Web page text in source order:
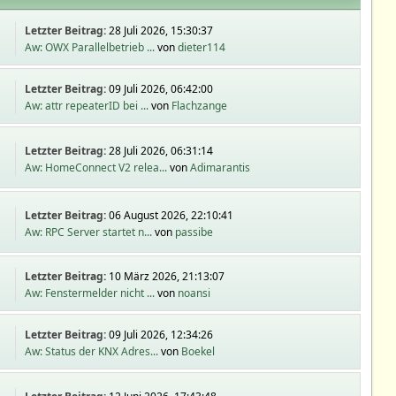
Letzter Beitrag:28 Juli 2026, 15:30:37
Aw: OWX Parallelbetrieb ...vondieter114
Letzter Beitrag:09 Juli 2026, 06:42:00
Aw: attr repeaterID bei ...von Flachzange
Letzter Beitrag:28 Juli 2026, 06:31:14
Aw: HomeConnect V2 relea...vonAdimarantis
Letzter Beitrag:06 August 2026, 22:10:41
Aw: RPC Server startet n...von passibe
Letzter Beitrag: 10 März 2026, 21:13:07
Aw: Fenstermelder nicht ...von noansi
Letzter Beitrag:09 Juli 2026, 12:34:26
Aw: Status der KNX Adres...von Boekel